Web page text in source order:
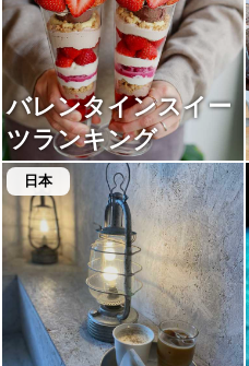
バレンタインスイー
ツランキング
日本